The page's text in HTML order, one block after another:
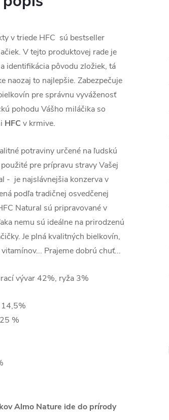
v triede HFC sú bestseller
V tejto produktovej rade je
identifikácia pôvodu zložiek, tá
naozaj to najlepšie. Zabezpečuje
pre správnu vyváženosť
pohodu Vášho miláčika so
HFC v krmive.
potraviny určené na ľudskú
pre prípravu stravy Vašej
- je najslávnejšia konzerva v
podľa tradičnej osvedčenej
Natural sú pripravované v
nemu sú ideálne na prirodzenú
Je plná kvalitných bielkovín,
Prajeme dobrú chuť...
vývar 42%, ryža 3%
%
%
Almo Nature ide do prírody